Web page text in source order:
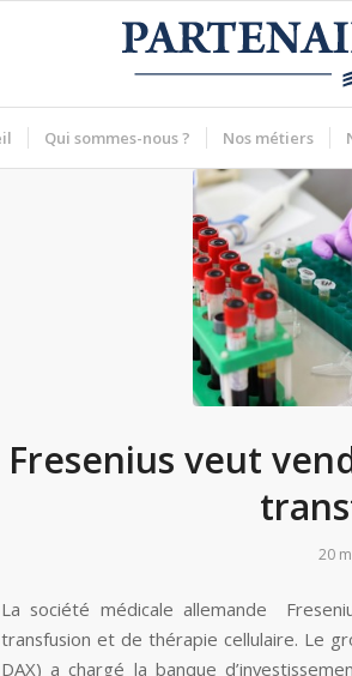
Qui sommes-nous ? Nos métiers
Fresenius veut
20
La société médicale allemande
transfusion et de thérapie cellulaire. Le
DAX) a chargé la banque